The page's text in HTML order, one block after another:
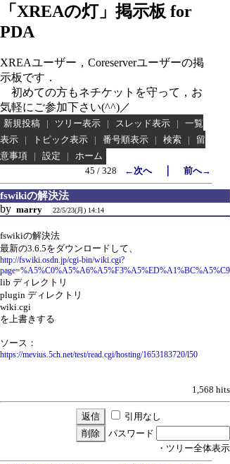
「XREAの灯」掲示板 for
PDA
XREAユーザー，Coreserverユーザーの掲
示板です．
初めての方もネチケットを守って，お
気軽にご参加下さい(^^)／
新規投稿 | ツリー表示 | スレッド表示 |
一覧
表示
| トピック表示 | 番号順表示 | 検索 |
留
意事項
| 設定 |
ホーム
45 / 328
←次へ｜ 前へ→
fswikiの解決法
by marry 22/5/23(月) 14:14
fswikiの解決法
最新の3.6.5をダウンロードして、
http://fswiki.osdn.jp/cgi-bin/wiki.cgi?
page=%A5%C0%A5%A6%A5%F3%A5%ED%A1%BC%A5%C9
lib ディレクトリ
plugin ディレクトリ
wiki.cgi
を上書きする
ソース：
https://mevius.5ch.net/test/read.cgi/hosting/1653183720/l50
1,568 hits
引用なし
パスワード
・ツリー全体表示